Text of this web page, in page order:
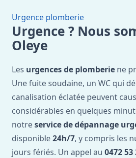
Urgence plomberie
Urgence ? Nous
Oleye
Les urgences de plomberie ne
Une fuite soudaine, un WC qui
canalisation éclatée peuvent
considérables en quelques
notreservice de dépannage
disponible24h/7, y compris les
jours fériés. Un appel au 0472 53